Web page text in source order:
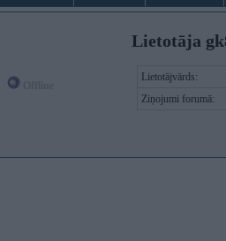
Lietotāja
Lietotājvārds:
Ziņojumi forumā: